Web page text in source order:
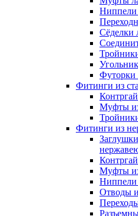
Ниппели
Сёделки
Футорки
Фитинги из
Муфты
Фитинги из
Муфты
Ниппели
Отводы